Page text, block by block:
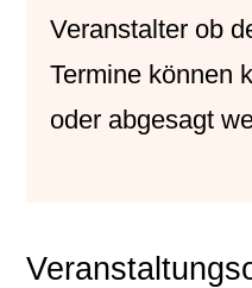
Veranstalter ob
Termine können
oder abgesagt